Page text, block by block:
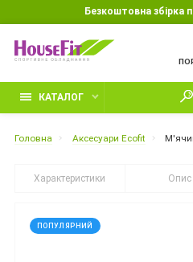
Безкоштовна збірка
КАТАЛОГ
Головна Аксесуари Ecofit
Характеристики Опис
ПОПУЛЯРНИЙ